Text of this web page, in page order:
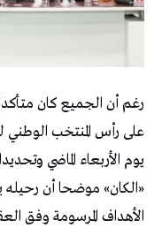
رغم أن الجميع كان
على رأس المنتخب الوطني
يوم الأربعاء الماضي
«الكان» موضحا أن رحيله
الأهداف المرسومة وفق